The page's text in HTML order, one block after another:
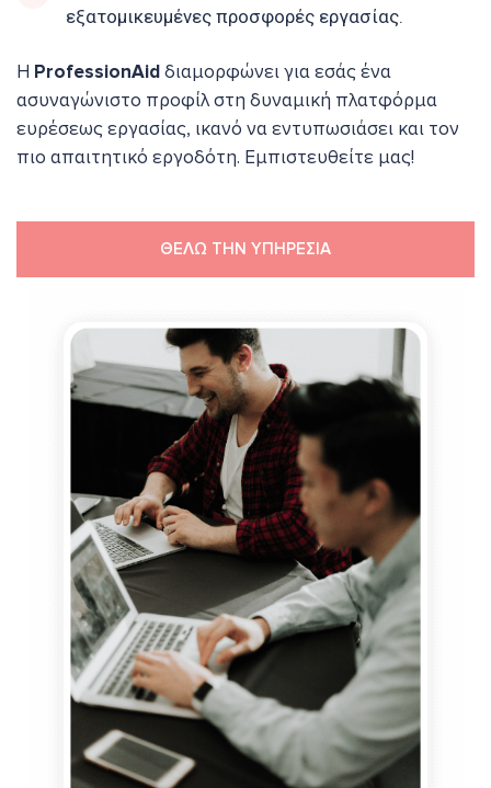
εξατομικευμένες προσφορές εργασίας.
Η ProfessionAidδιαμορφώνει για εσάς ένα
ασυναγώνιστο προφίλ στη δυναμική πλατφόρμα
ευρέσεως εργασίας, ικανό να εντυπωσιάσει και τον
πιο απαιτητικό εργοδότη. Εμπιστευθείτε μας!
ΘΕΛΩ ΤΗΝ ΥΠΗΡΕΣΙΑ